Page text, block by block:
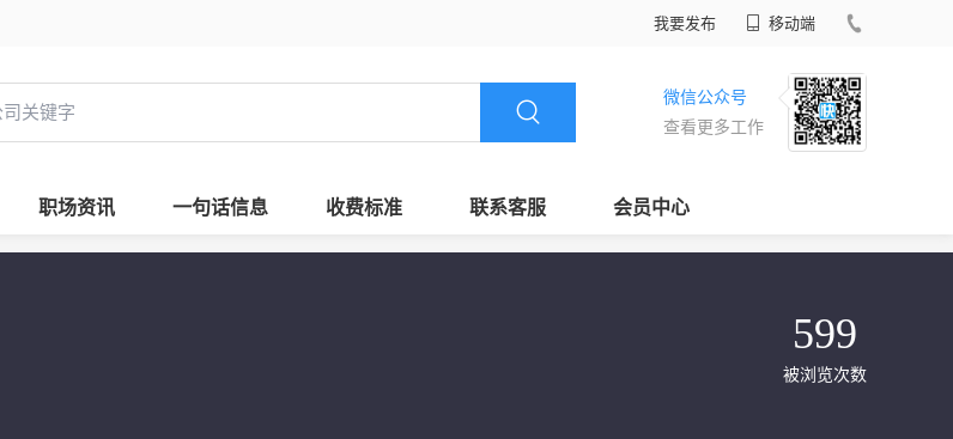
我要发布 移动端
微信公众号
查看更多工作
职场资讯 一句话信息 收费标准 联系客服 会员中心
599
被浏览次数